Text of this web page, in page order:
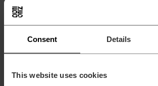
Consent Details
This website uses cookies
Simcenter Feko – Introduction
Simcenter Flux – Introduction